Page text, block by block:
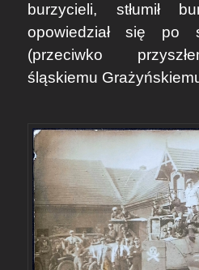
burzycieli, stłumił
opowiedział się po
(przeciwko
śląskiemu